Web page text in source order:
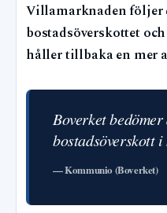
Villamarknaden följer
bostadsöverskottet
håller tillbaka en mer
Boverket
bostadsöverskott i
— Kommunio (Boverket)